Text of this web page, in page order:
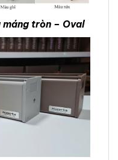
máng tròn – Oval